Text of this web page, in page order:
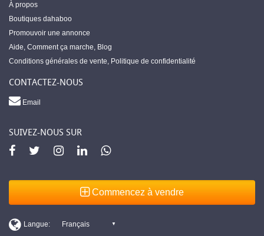
À propos
Boutiques dahaboo
Promouvoir une annonce
Aide, Comment ça marche, Blog
Conditions générales de vente, Politique de confidentialité
CONTACTEZ-NOUS
Email
SUIVEZ-NOUS SUR
Commencez à vendre